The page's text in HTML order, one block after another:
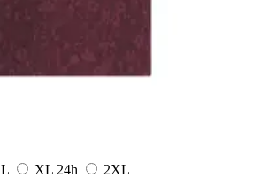
L XL 24h
2XL